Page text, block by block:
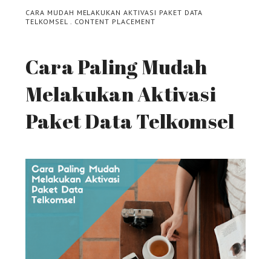
CARA MUDAH MELAKUKAN AKTIVASI PAKET DATA
TELKOMSEL. CONTENT PLACEMENT
Cara Paling Mudah
Melakukan Aktivasi
Paket Data Telkomsel